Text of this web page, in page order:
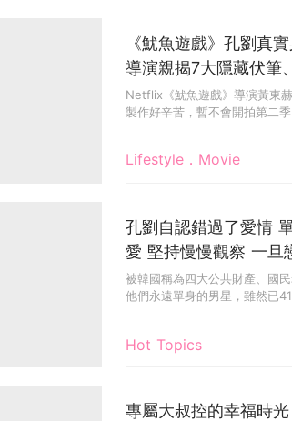
Lifestyle．Movie
《魷魚遊戲》孔劉真
導演親揭7大隱藏伏筆
隱藏意義
Netflix《魷魚遊戲》導演黃東
製作好辛苦，暫不會開拍第二
Hot Topics
孔劉自認錯過了愛情
愛 堅持慢慢觀察 一旦
被韓國稱為四大公共財產、國
他們永遠單身的男星，雖然已
專屬大叔控的幸福時